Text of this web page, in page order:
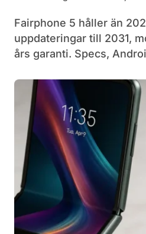
Fairphone 5 håller än 2025 med 8 års
uppdateringar till 2031,
års garanti. Specs,